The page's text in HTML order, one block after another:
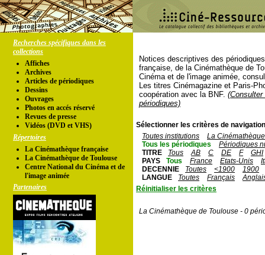
Recherches spécifiques dans les
collections
Affiches
Archives
Articles de périodiques
Dessins
Ouvrages
Photos en accés réservé
Revues de presse
Vidéos (DVD et VHS)
Répertoires
La Cinémathèque française
La Cinémathèque de Toulouse
Centre National du Cinéma et de
l'image animée
Partenaires
Notices descriptives des
française, de la Cinémathèque de
Cinéma et de l'image animée,
Les titres Cinémagazine et Paris-
coopération avec la BNF.
périodiques)
Sélectionner les critères de
Toutes institutions
La
Tous les périodiques
Périodiques
TITRE
Tous AB C DE F
GHI
PAYS
Tous France Etats-Unis
DECENNIE
Toutes <1900
1900
LANGUE
Toutes Français
Réinitialiser les critères
La Cinémathèque de Toulouse - 0